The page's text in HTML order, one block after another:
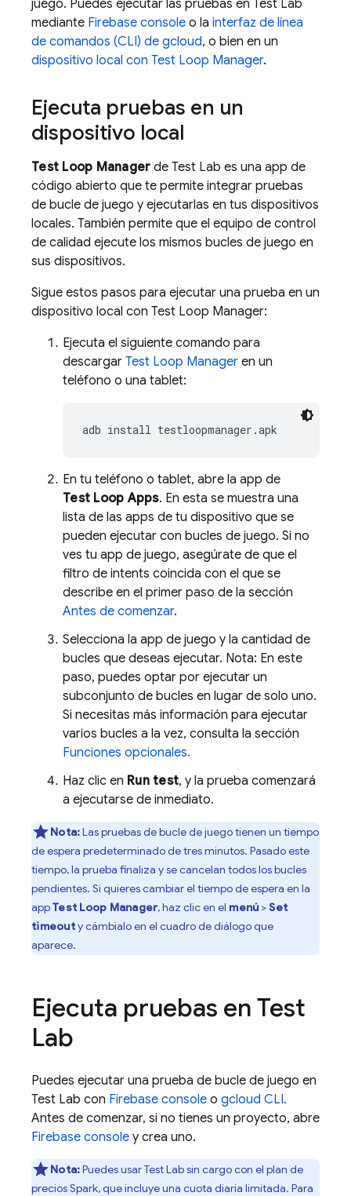
juego. Puedes ejecutar las pruebas en Test Lab
mediante Firebase console o la interfaz de línea
de comandos (CLI) de gcloud, o bien en un
dispositivo local con Test Loop Manager.
Ejecuta pruebas en un
dispositivo local
Test Loop Manager deTest Lab es una app de
código abierto que te permite integrar pruebas
de bucle de juego y ejecutarlas en tus dispositivos
locales. También permite que el equipo de control
de calidad ejecute los mismos bucles de juego en
sus dispositivos.
Sigue estos pasos para ejecutar una prueba en un
dispositivo local con Test Loop Manager:
Ejecuta el siguiente comando para
descargar Test Loop Manager en un
teléfono o una tablet:
adb install testloopmanager.apk
En tu teléfono o tablet, abre la app de
Test Loop Apps. En esta se muestra una
lista de las apps de tu dispositivo que se
pueden ejecutar con bucles de juego. Si no
ves tu app de juego, asegúrate de que el
filtro de intents coincida con el que se
describe en el primer paso de la sección
Antes de comenzar.
Selecciona la app de juego y la cantidad de
bucles que deseas ejecutar. Nota: En este
paso, puedes optar por ejecutar un
subconjunto de bucles en lugar de solo uno.
Si necesitas más información para ejecutar
varios bucles a la vez, consulta la sección
Funciones opcionales.
Haz clic en Run test, y la prueba comenzará
a ejecutarse de inmediato.
Nota:Las pruebas de bucle de juego tienen un tiempo
de espera predeterminado de tres minutos. Pasado este
tiempo, la prueba finaliza y se cancelan todos los bucles
pendientes. Si quieres cambiar el tiempo de espera en la
appTest Loop Manager, haz clic en el menú >Set
timeouty cámbialo en el cuadro de diálogo que
aparece.
Ejecuta pruebas en Test
Lab
Puedes ejecutar una prueba de bucle de juego en
Test Lab con Firebase console o gcloud CLI.
Antes de comenzar, si no tienes un proyecto, abre
Firebase console y crea uno.
Nota:Puedes usarTest Labsin cargo con el plan de
precios Spark, que incluye una cuota diaria limitada. Para